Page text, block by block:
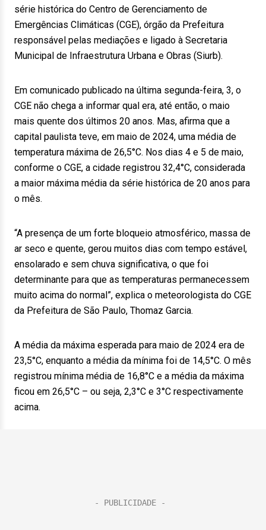
série histórica do Centro de Gerenciamento de
Emergências Climáticas (CGE), órgão da Prefeitura
responsável pelas mediações e ligado à Secretaria
Municipal de Infraestrutura Urbana e Obras (Siurb).
Em comunicado publicado na última segunda-feira, 3, o
CGE não chega a informar qual era, até então, o maio
mais quente dos últimos 20 anos. Mas, afirma que a
capital paulista teve, em maio de 2024, uma média de
temperatura máxima de 26,5°C. Nos dias 4 e 5 de maio,
conforme o CGE, a cidade registrou 32,4°C, considerada
a maior máxima média da série histórica de 20 anos para
o mês.
“A presença de um forte bloqueio atmosférico, massa de
ar seco e quente, gerou muitos dias com tempo estável,
ensolarado e sem chuva significativa, o que foi
determinante para que as temperaturas permanecessem
muito acima do normal”, explica o meteorologista do CGE
da Prefeitura de São Paulo, Thomaz Garcia.
A média da máxima esperada para maio de 2024 era de
23,5°C, enquanto a média da mínima foi de 14,5°C. O mês
registrou mínima média de 16,8°C e a média da máxima
ficou em 26,5°C – ou seja, 2,3°C e 3°C respectivamente
acima.